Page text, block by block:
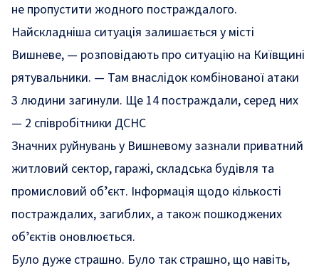
не пропустити жодного постраждалого.
Найскладніша ситуація залишається у місті
Вишневе, — розповідають про ситуацію на Київщині
рятувальники. — Там внаслідок комбінованої атаки
3 людини загинули. Ще 14 постраждали, серед них
— 2 співробітники ДСНС
Значних руйнувань у Вишневому зазнали приватний
житловий сектор, гаражі, складська будівля та
промисловий обʼєкт. Інформація щодо кількості
постраждалих, загиблих, а також пошкоджених
обʼєктів оновлюється.
Було дуже страшно. Було так страшно, що навіть,